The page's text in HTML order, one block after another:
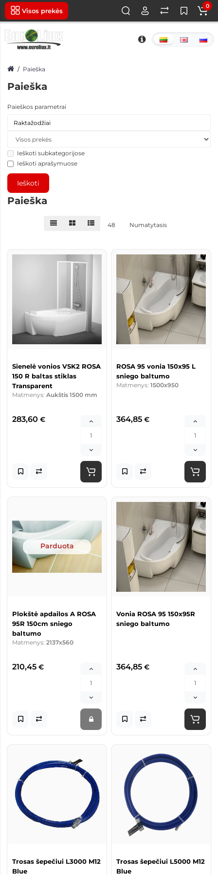
Visos prekės
0
Paieška
Paieška
Paieškos parametrai
Ieškoti subkategorijose
Ieškoti aprašymuose
Paieška
48 Numatytasis
Sienelė vonios VSK2 ROSA
150 R baltas stiklas
Transparent
Matmenys: Aukštis 1500 mm
283,60 €
ROSA 95 vonia 150x95 L
sniego baltumo
Matmenys: 1500x950
364,85 €
Parduota
Plokštė apdailos A ROSA
95R 150cm sniego
baltumo
Matmenys: 2137x560
210,45 €
Vonia ROSA 95 150x95R
sniego baltumo
364,85 €
Trosas šepečiui L3000 M12
Blue
Trosas šepečiui L5000 M12
Blue